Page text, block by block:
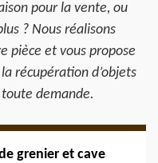
pour la vente, ou
? Nous réalisons
pièce et vous propose
récupération d’objets
demande.
grenier et cave